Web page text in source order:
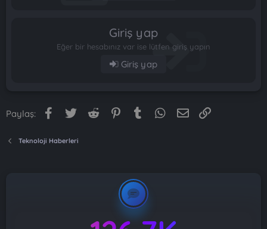
Giriş yap
Eğer bir hesabınız var ise lütfen giriş yapın
Giriş yap
Paylaş: Facebook
Twitter Reddit PinterestTumblr WhatsApp
E-posta
Teknoloji Haberleri